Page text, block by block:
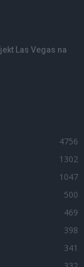
Las Vegas na
4756
1302
1047
500
469
398
341